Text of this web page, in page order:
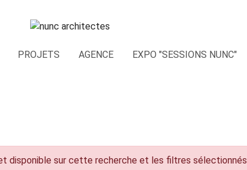
PROJETS AGENCE EXPO "SESSIONS NUNC"
disponible sur cette recherche et les filtres sélectionnés